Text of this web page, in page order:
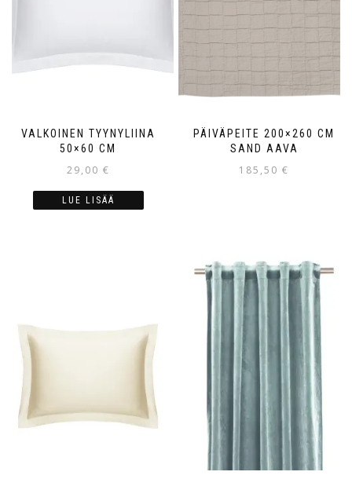
VALKOINEN TYYNYLIINA
50×60 CM
29,00 €
LUE LISÄÄ
PÄIVÄPEITE 200×260 CM
SAND AAVA
185,50 €